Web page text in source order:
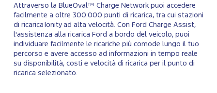
Attraverso la BlueOval™ Charge Network puoi accedere
facilmente a oltre 300.000 punti di ricarica, tra cui stazioni
di ricarica Ionity ad alta velocità. Con Ford Charge Assist,
l'assistenza alla ricarica Ford a bordo del veicolo, puoi
individuare facilmente le ricariche più comode lungo il tuo
percorso e avere accesso ad informazioni in tempo reale
su disponibilità, costi e velocità di ricarica per il punto di
ricarica selezionato.